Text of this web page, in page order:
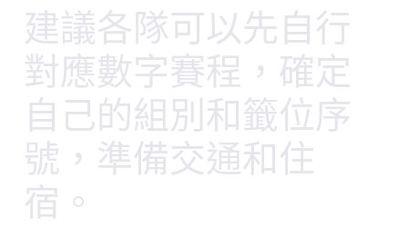
建議各隊可以先自行
對應數字賽程，確定
自己的組別和籤位序
號，準備交通和住
宿。